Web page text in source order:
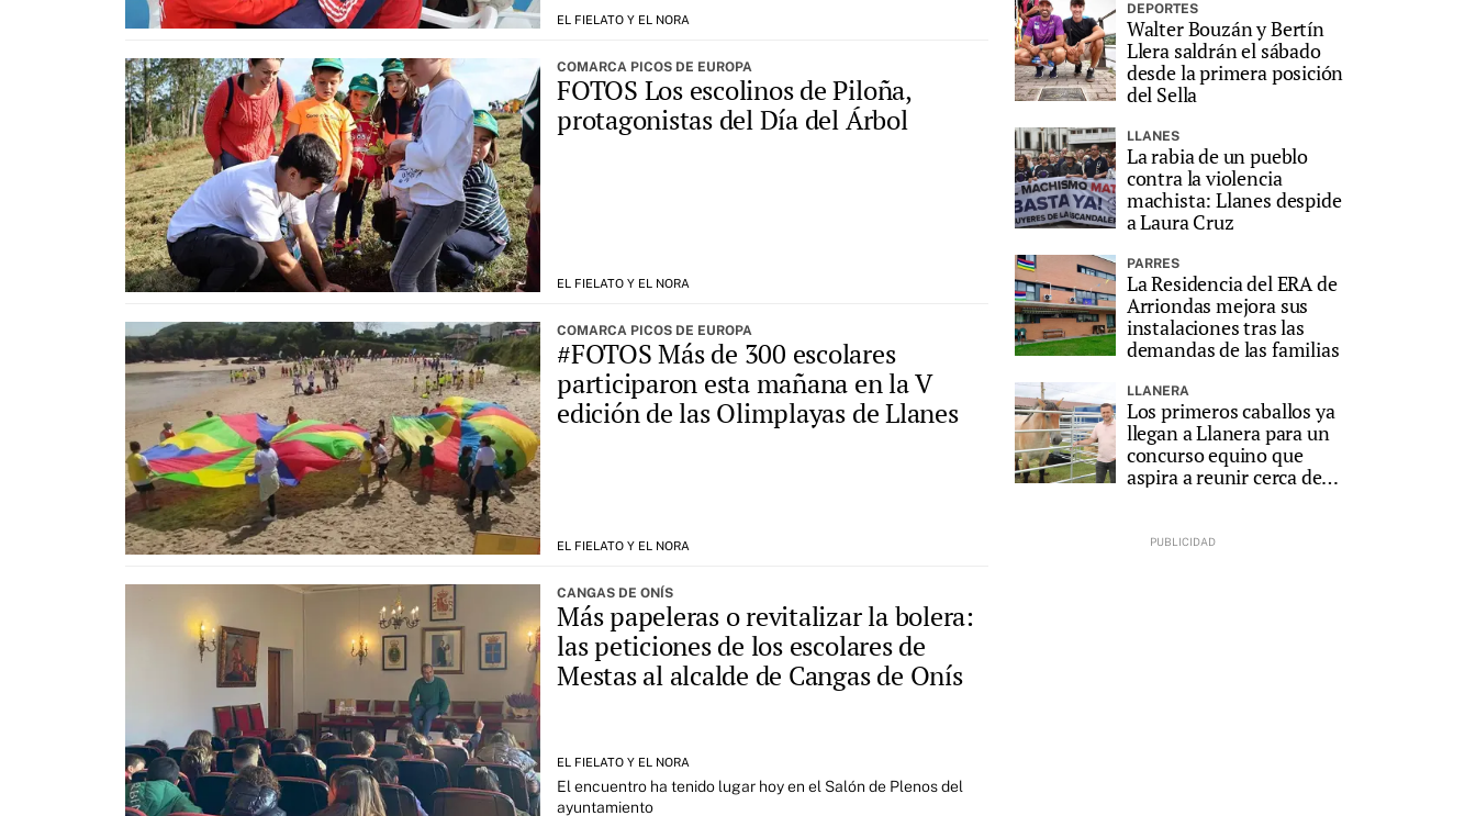
EL FIELATO Y EL NORA
COMARCA PICOS DE EUROPA
FOTOS Los escolinos de Piloña,
protagonistas del Día del Árbol
EL FIELATO Y EL NORA
COMARCA PICOS DE EUROPA
#FOTOS Más de 300 escolares
participaron esta mañana en la V
edición de las Olimplayas de Llanes
EL FIELATO Y EL NORA
CANGAS DE ONÍS
Más papeleras o revitalizar la bolera:
las peticiones de los escolares de
Mestas al alcalde de Cangas de Onís
EL FIELATO Y EL NORA
El encuentro ha tenido lugar hoy en el Salón de Plenos del
ayuntamiento
DEPORTES
Walter Bouzán y Bertín
Llera saldrán el sábado
desde la primera posición
del Sella
LLANES
La rabia de un pueblo
contra la violencia
machista: Llanes despide
a Laura Cruz
PARRES
La Residencia del ERA de
Arriondas mejora sus
instalaciones tras las
demandas de las familias
LLANERA
Los primeros caballos ya
llegan a Llanera para un
concurso equino que
aspira a reunir cerca de